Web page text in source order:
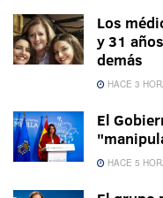
Los
y 31
demás
HACE 3
El
HACE 5